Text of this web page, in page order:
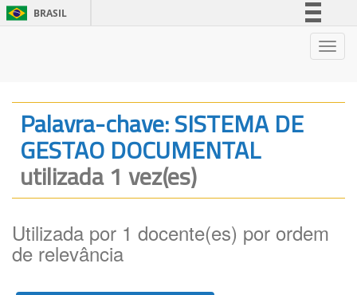
BRASIL
Legislação
Canais
Palavra-chave: SISTEMA DE
GESTAO DOCUMENTAL
utilizada 1 vez(es)
Utilizada por 1 docente(es) por ordem
de relevância